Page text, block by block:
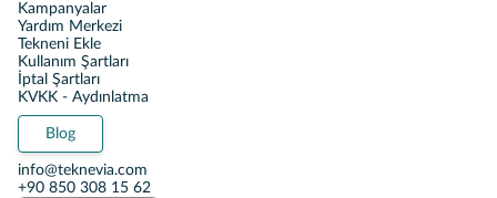
Kampanyalar
Yardım Merkezi
Tekneni Ekle
Kullanım Şartları
İptal Şartları
KVKK - Aydınlatma
Blog
info@teknevia.com
+90 850 308 15 62